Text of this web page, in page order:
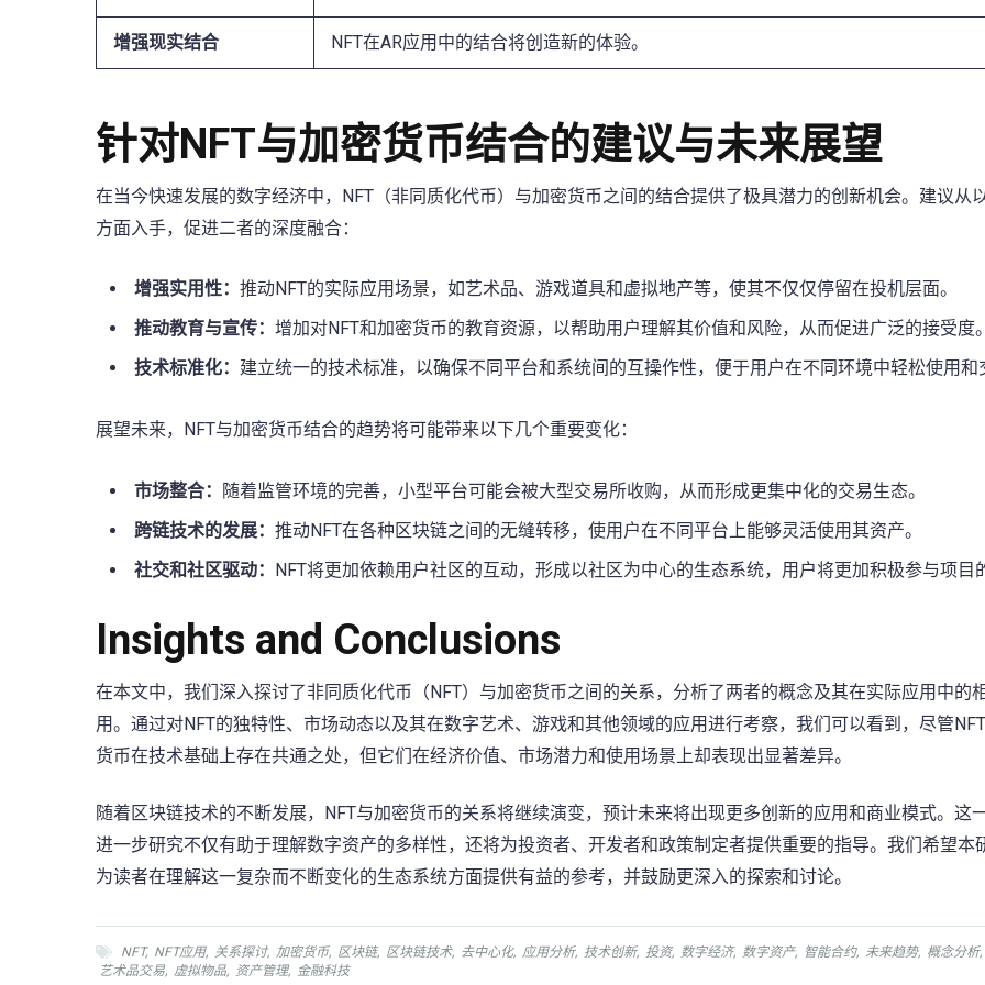
增强现实结合 NFT在AR应用中的结合将创造新的体验。
针对NFT与加密货币结合的建议与未来展望
在当今快速发展的数字经济中，NFT（非同质化代币）与加密货币之间的结合提供了极具潜力的创新机会。建议从
方面入手，促进二者的深度融合：
增强实用性： 推动NFT的实际应用场景，如艺术品、游戏道具和虚拟地产等，使其不仅仅停留在投机层面。
推动教育与宣传： 增加对NFT和加密货币的教育资源，以帮助用户理解其价值和风险，从而促进广泛的接受度。
技术标准化： 建立统一的技术标准，以确保不同平台和系统间的互操作性，便于用户在不同环境中轻松使用和
展望未来，NFT与加密货币结合的趋势将可能带来以下几个重要变化：
市场整合：
随着监管环境的完善，小型平台可能会被大型交易所收购，从而形成更集中化的交易生态。
跨链技术的发展： 推动NFT在各种区块链之间的无缝转移，使用户在不同平台上能够灵活使用其资产。
社交和社区驱动： NFT将更加依赖用户社区的互动，形成以社区为中心的生态系统，用户将更加积极参与项目
Insights and Conclusions
在本文中，我们深入探讨了非同质化代币（NFT）与加密货币之间的关系，分析了两者的概念及其在实际应用中的
用。通过对NFT的独特性、市场动态以及其在数字艺术、游戏和其他领域的应用进行考察，我们可以看到，尽管
货币在技术基础上存在共通之处，但它们在经济价值、市场潜力和使用场景上却表现出显著差异。
随着区块链技术的不断发展，NFT与加密货币的关系将继续演变，预计未来将出现更多创新的应用和商业模式。这
进一步研究不仅有助于理解数字资产的多样性，还将为投资者、开发者和政策制定者提供重要的指导。我们希望本
为读者在理解这一复杂而不断变化的生态系统方面提供有益的参考，并鼓励更深入的探索和讨论。
NFT, NFT应用, 关系探讨, 加密货币, 区块链, 区块链技术, 去中心化, 应用分析, 技术创新, 投资, 数字经济, 数字资产, 智能合约, 未来趋势, 概念分析,
艺术品交易, 虚拟物品, 资产管理, 金融科技